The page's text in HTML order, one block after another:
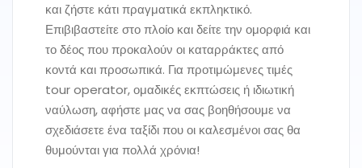
και ζήστε κάτι πραγματικά εκπληκτικό.
Επιβιβαστείτε στο πλοίο και δείτε την ομορφιά και
το δέος που προκαλούν οι καταρράκτες από
κοντά και προσωπικά. Για προτιμώμενες τιμές
tour operator, ομαδικές εκπτώσεις ή ιδιωτική
ναύλωση, αφήστε μας να σας βοηθήσουμε να
σχεδιάσετε ένα ταξίδι που οι καλεσμένοι σας θα
θυμούνται για πολλά χρόνια!